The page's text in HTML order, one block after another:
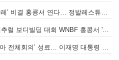
[홍콩한인] 세계 무대 누비는 ‘K-발레’ 비결 홍콩서 연다… 정발레스튜디오 개원
[홍콩한인] 이흥수 약사, 세계적 내추럴 보디빌딩 대회 WNBF 홍콩서 '마스터 부문 1위' 기염
[홍콩한인] 민주평통 ‘2026 유라시아 전체회의’ 성료… 이재명 대통령 참석으로 의미 더해